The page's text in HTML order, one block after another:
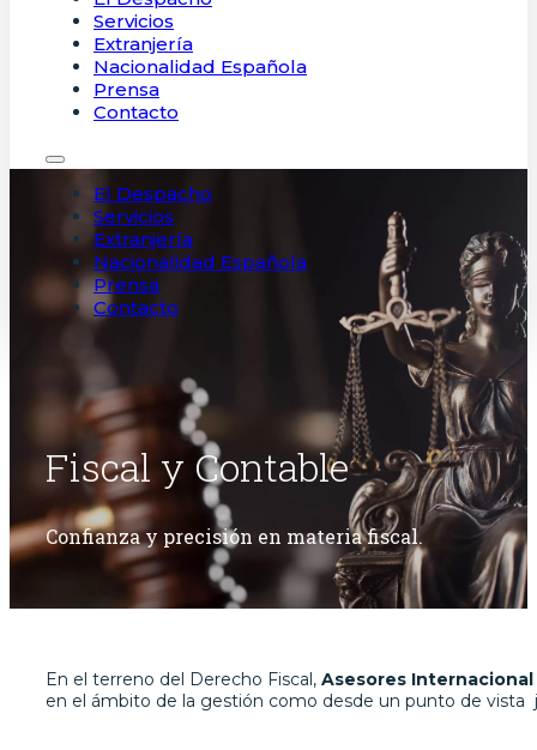
Servicios
Extranjería
Nacionalidad Española
Prensa
Contacto
El Despacho
Servicios
Extranjería
Nacionalidad Española
Prensa
Contacto
Fiscal y Contable
Confianza y precisión en materia fiscal.
En el terreno del Derecho Fiscal, Asesores Internacional
en el ámbito de la gestión como desde un punto de vista